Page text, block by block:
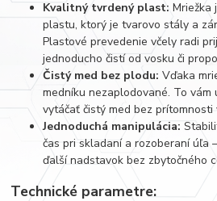
Kvalitný tvrdený plast: Mriežka
plastu, ktorý je tvarovo stály a
Plastové prevedenie včely radi
jednoducho čistí od vosku či
Čistý med bez plodu: Vďaka
medníku nezaplodované. To vám
vytáčať čistý med bez prítomnosti
Jednoduchá manipulácia:
čas pri skladaní a rozoberaní úľa
ďalší nadstavok bez zbytočného
Technické parametre: